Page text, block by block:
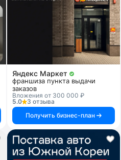
Яндекс Маркет
франшиза пункта выдачи
заказов
Вложения от 300 000 ₽
5.0
3 отзыва
Получить бизнес-план